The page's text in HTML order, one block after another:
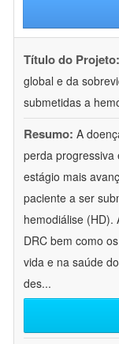
Título do Projeto:
global e da
submetidas a
Resumo: A
perda progressiva
estágio mais
paciente a ser
hemodiálise (HD).
DRC bem como
vida e na saúde
des...